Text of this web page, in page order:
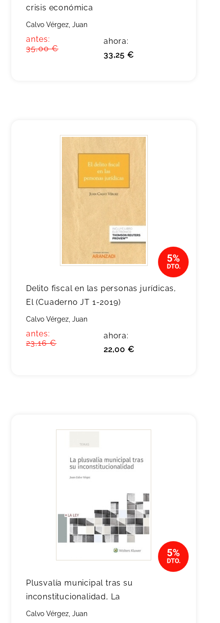
crisis económica
Calvo Vérgez, Juan
antes:
35,00 €
ahora:
33,25 €
Delito fiscal en las personas jurídicas,
El (Cuaderno JT 1-2019)
Calvo Vérgez, Juan
antes:
23,16 €
ahora:
22,00 €
Plusvalía municipal tras su
inconstitucionalidad, La
Calvo Vérgez, Juan